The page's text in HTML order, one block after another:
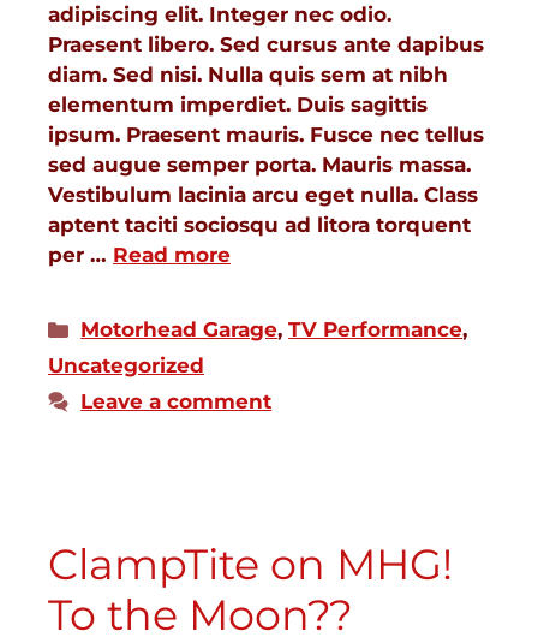
adipiscing elit. Integer nec odio.
Praesent libero. Sed cursus ante dapibus
diam. Sed nisi. Nulla quis sem at nibh
elementum imperdiet. Duis sagittis
ipsum. Praesent mauris. Fusce nec tellus
sed augue semper porta. Mauris massa.
Vestibulum lacinia arcu eget nulla. Class
aptent taciti sociosqu ad litora torquent
per … Read more
Motorhead Garage,TV Performance,
Uncategorized
Leave a comment
ClampTite on MHG!
To the Moon??